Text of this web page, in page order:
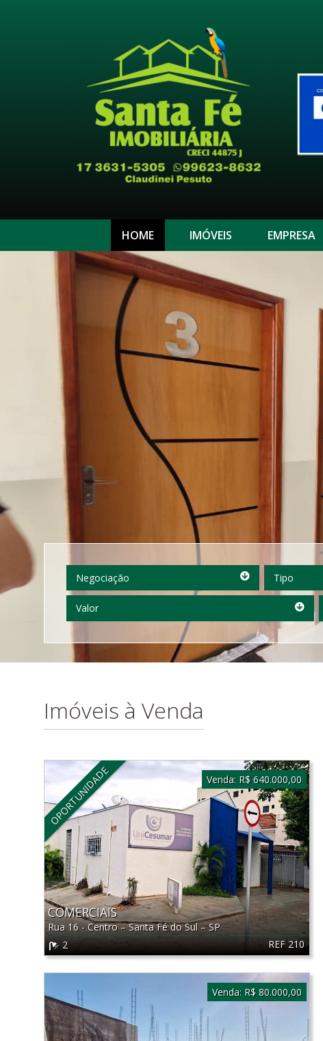
HOME IMÓVEIS EMPRESA
Negociação Tipo
Valor
Valor
Imóveis à Venda
OPORTUNIDADE
REF 210
COMERCIAIS
Rua 16 - Centro–Santa Fé do Sul–SP
2
Venda: R$ 640.000,00
Venda: R$ 80.000,00